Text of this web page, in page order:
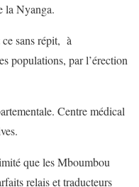
la Nyanga.
ce sans répit, à
populations, par l’érection
Centre médical
que les Mboumbou
relais et traducteurs